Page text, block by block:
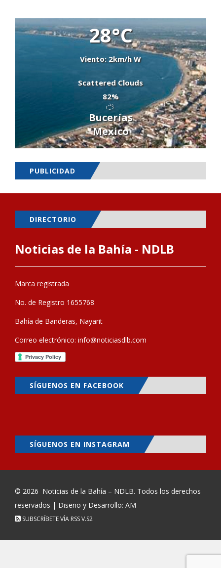
28°C
Viento: 2km/h W
Scattered Clouds
82%
Bucerías
Mexico
PUBLICIDAD
DIRECTORIO
Noticias de la Bahía - NDLB
Marca registrada
No. de Registro 1655768
Bahía de Banderas, Nayarit
Correo electrónico: info@noticiasdlb.com
SÍGUENOS EN FACEBOOK
SÍGUENOS EN INSTAGRAM
© 2026 Noticias de la Bahía – NDLB. Todos los derechos
reservados | Diseño y Desarrollo: AM
SUBSCRÍBETE VÍA RSSV.S2